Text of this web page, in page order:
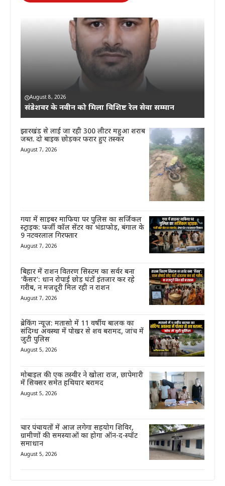
August 8, 2026
संडेशवर के नवीन को मिला विशिष्ट रेल सेवा सम्मान
झारखंड से लाई जा रही 300 लीटर महुआ शराब
जब्त. दो बाइक छोड़कर फरार हुए तस्कर
August 7, 2026
गया में साइबर माफिया पर पुलिस का सर्जिकल
स्ट्राइक: फर्जी कॉल सेंटर का भंडाफोड़, बंगाल के
9 नटवरलाल गिरफ्तार
August 7, 2026
बिहार में राशन वितरण सिस्टम का सर्वर बना
‘कैंसर’: धान रोपाई छोड़ घंटों इंतजार कर रहे
गरीब, न मजदूरी मिल रही न राशन
August 7, 2026
ब्रेकिंग न्यूज़: मतासो में 11 वर्षीय बालक का
संदिग्ध अवस्था में पोखर से शव बरामद, जांच में
जुटी पुलिस
August 5, 2026
मोबाइल की एक तस्वीर ने खोला राज, छापेमारी
में सिक्सर समेत हथियार बरामद
August 5, 2026
चार पंचायतों में आज लगेगा सहयोग शिविर,
ग्रामीणों की समस्याओं का होगा ऑन-द-स्पॉट
समाधान
August 5, 2026